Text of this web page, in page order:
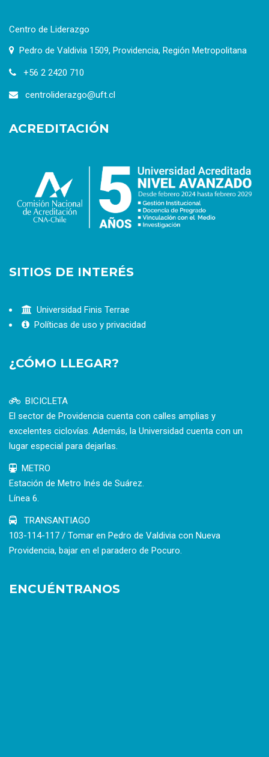
Centro de Liderazgo
Pedro de Valdivia 1509, Providencia, Región Metropolitana
+56 2 2420 710
centroliderazgo@uft.cl
ACREDITACIÓN
SITIOS DE INTERÉS
Universidad Finis Terrae
Políticas de uso y privacidad
¿CÓMO LLEGAR?
BICICLETA
El sector de Providencia cuenta con calles amplias y
excelentes ciclovías. Además, la Universidad cuenta con un
lugar especial para dejarlas.
METRO
Estación de Metro Inés de Suárez.
Línea 6.
TRANSANTIAGO
103-114-117 / Tomar en Pedro de Valdivia con Nueva
Providencia, bajar en el paradero de Pocuro.
ENCUÉNTRANOS